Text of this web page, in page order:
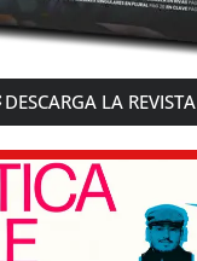
DESCARGA LA REVISTA